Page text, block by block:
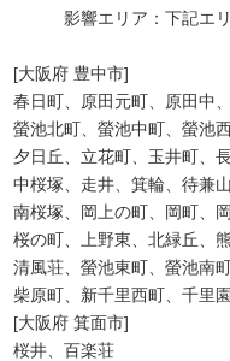
影響エリア：下記エリ
[大阪府 豊中市]
春日町、原田元町、原田中
螢池北町、螢池中町、螢池
夕日丘、立花町、玉井町、
中桜塚、走井、箕輪、待兼
南桜塚、岡上の町、岡町、
桜の町、上野東、北緑丘、
清風荘、螢池東町、螢池南
柴原町、新千里西町、千里
[大阪府 箕面市]
桜井、百楽荘